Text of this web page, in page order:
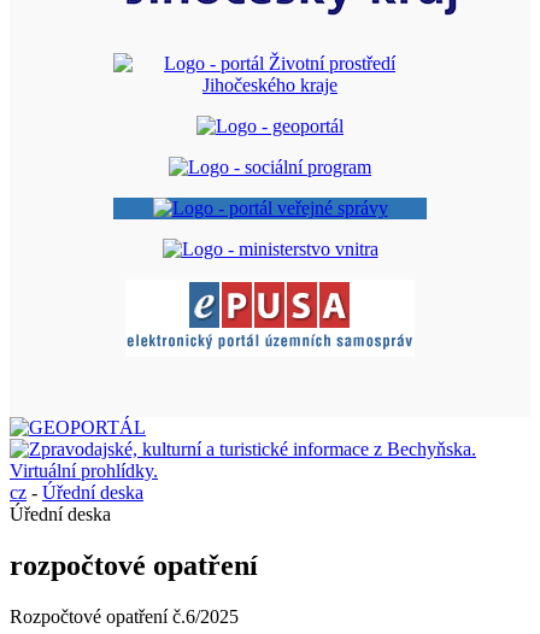
cz - Úřední deska
Úřední deska
rozpočtové opatření
Rozpočtové opatření č.6/2025